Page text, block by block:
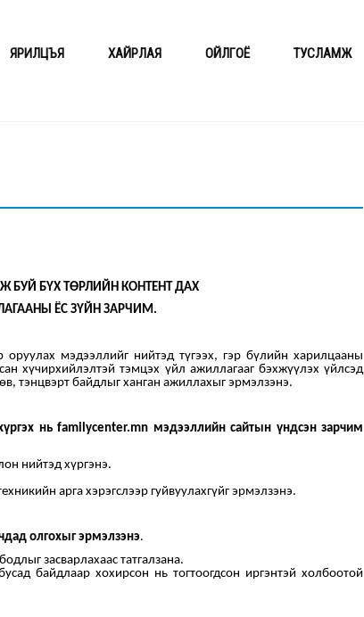
ЯРИЛЦЪЯ ХАЙРЛАЯ ОЙЛГОЁ ТУСЛАМЖ
БУЙ БҮХ ТӨРЛИЙН КОНТЕНТ ДАХ
ЁС ЗҮЙН ЗАРЧИМ.
мэдээллийг нийтэд түгээх, гэр бүлийн харилцааны
хүчирхийлэлтэй тэмцэх үйл ажиллагааг бэхжүүлэх үйлсэд
тэнцвэрт байдлыг ханган ажиллахыг эрмэлзэнэ.
нь familycenter.mn мэдээллийн сайтын үндсэн зарчим
нийтэд хүргэнэ.
арга хэрэгслээр гуйвуулахгүйг эрмэлзэнэ.
олгохыг эрмэлзэнэ.
засварлахаас татгалзана.
байдлаар хохирсон нь тогтоогдсон иргэнтэй холбоотой